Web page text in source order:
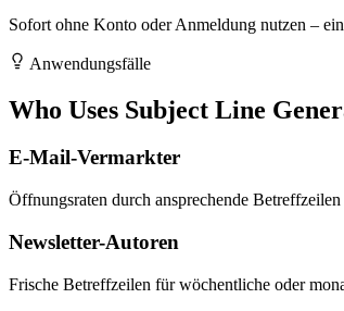
Sofort ohne Konto oder Anmeldung nutzen –
Anwendungsfälle
Who Uses Subject Line
E-Mail-Vermarkter
Öffnungsraten durch ansprechende
Newsletter-Autoren
Frische Betreffzeilen für wöchentliche oder